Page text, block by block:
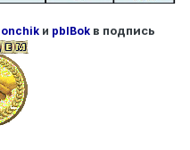
и pblBok в подпись